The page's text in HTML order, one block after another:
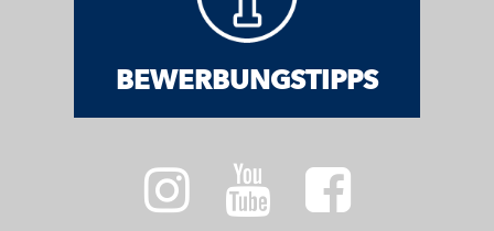
BEWERBUNGSTIPPS